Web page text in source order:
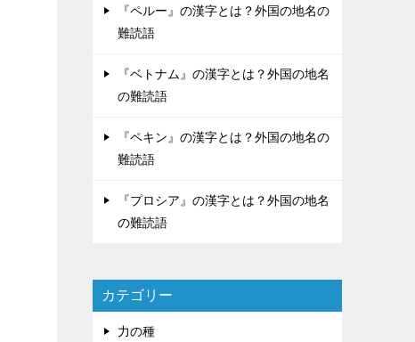
『ペルー』の漢字とは？外国の地名の
難読語
『ベトナム』の漢字とは？外国の地名
の難読語
『ペキン』の漢字とは？外国の地名の
難読語
『プロシア』の漢字とは？外国の地名
の難読語
カテゴリー
力の種